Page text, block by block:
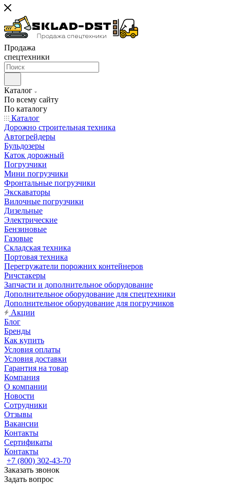
Продажа
спецтехники
Каталог
По всему сайту
По каталогу
Каталог
Дорожно строительная техника
Автогрейдеры
Бульдозеры
Каток дорожный
Погрузчики
Мини погрузчики
Фронтальные погрузчики
Экскаваторы
Вилочные погрузчики
Дизельные
Электрические
Бензиновые
Газовые
Складская техника
Портовая техника
Перегружатели порожних контейнеров
Ричстакеры
Запчасти и дополнительное оборудование
Дополнительное оборудование для спецтехники
Дополнительное оборудование для погрузчиков
Акции
Блог
Бренды
Как купить
Условия оплаты
Условия доставки
Гарантия на товар
Компания
О компании
Новости
Сотрудники
Отзывы
Вакансии
Контакты
Сертификаты
Контакты
+7 (800) 302-43-70
Заказать звонок
Задать вопрос